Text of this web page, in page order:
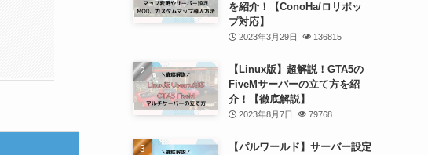
を紹介！【ConoHa/ロリポッ
プ対応】
2023年3月29日 136815
【Linux版】超解説！GTA5の
FiveMサーバーの立て方を紹
介！【徹底解説】
2023年8月7日 79768
【パルワールド】サーバー設定